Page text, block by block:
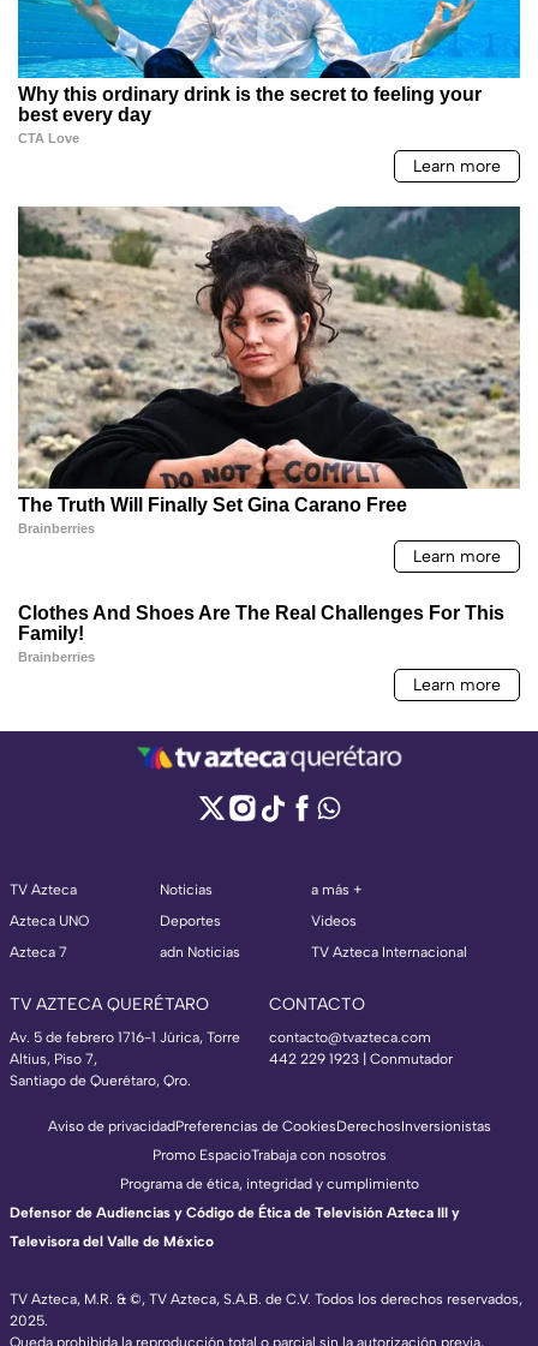
TV Azteca
Azteca UNO
Azteca 7
Noticias
Deportes
adn Noticias
a más +
Videos
TV Azteca Internacional
TV AZTECA QUERÉTARO
Av. 5 de febrero 1716-1 Júrica, Torre
Altius, Piso 7,
Santiago de Querétaro, Qro.
CONTACTO
contacto@tvazteca.com
442 229 1923 | Conmutador
TV Azteca, M.R. & ©, TV Azteca, S.A.B. de C.V. Todos los derechos reservados,
2025.
Queda prohibida la reproducción total o parcial sin la autorización previa,
Aviso de privacidadPreferencias de CookiesDerechosInversionistas
Promo EspacioTrabaja con nosotros
Programa de ética, integridad y cumplimiento
Defensor de Audiencias y Código de Ética de Televisión Azteca III y
Televisora del Valle de México